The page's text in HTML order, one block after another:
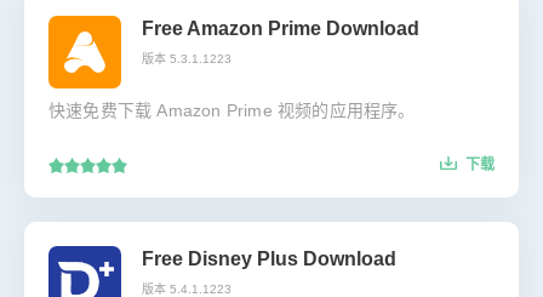
Free Amazon Prime Download
版本 5.3.1.1223
快速免费下载 Amazon Prime 视频的应用程序。
下载
Free Disney Plus Download
版本 5.4.1.1223